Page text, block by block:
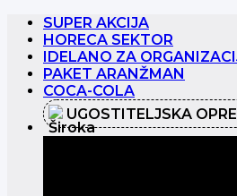
Preskoči
sadržaj
SUPER AKCIJA
HORECA SEKTOR
IDELANO ZA
PAKET ARANŽMAN
COCA-COLA
UGOSTITELJSKA